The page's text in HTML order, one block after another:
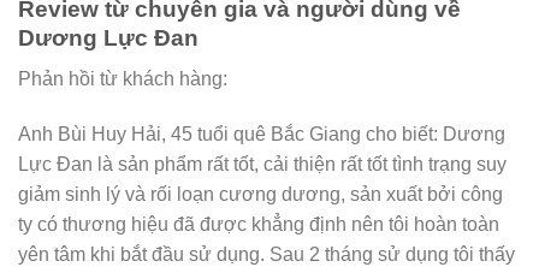
Review từ chuyên gia và người dùng về
Dương Lực Đan
Phản hồi từ khách hàng:
Anh Bùi Huy Hải, 45 tuổi quê Bắc Giang cho biết: Dương
Lực Đan là sản phẩm rất tốt, cải thiện rất tốt tình trạng suy
giảm sinh lý và rối loạn cương dương, sản xuất bởi công
ty có thương hiệu đã được khẳng định nên tôi hoàn toàn
yên tâm khi bắt đầu sử dụng. Sau 2 tháng sử dụng tôi thấy